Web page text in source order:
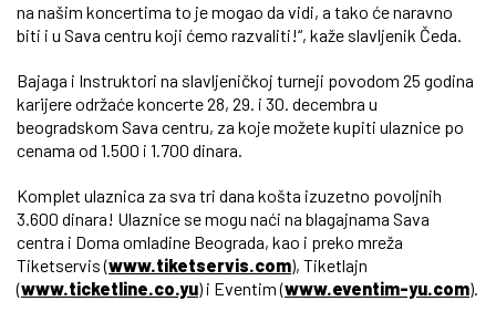
na našim koncertima to je mogao da vidi, a tako će naravno
biti i u Sava centru koji ćemo razvaliti!“, kaže slavljenik Čeda.
Bajaga i Instruktori na slavljeničkoj turneji povodom 25 godina
karijere održaće koncerte 28, 29. i 30. decembra u
beogradskom Sava centru, za koje možete kupiti ulaznice po
cenama od 1.500 i 1.700 dinara.
Komplet ulaznica za sva tri dana košta izuzetno povoljnih
3.600 dinara! Ulaznice se mogu naći na blagajnama Sava
centra i Doma omladine Beograda, kao i preko mreža
Tiketservis (www.tiketservis.com), Tiketlajn
(www.ticketline.co.yu) i Eventim (www.eventim-yu.com).